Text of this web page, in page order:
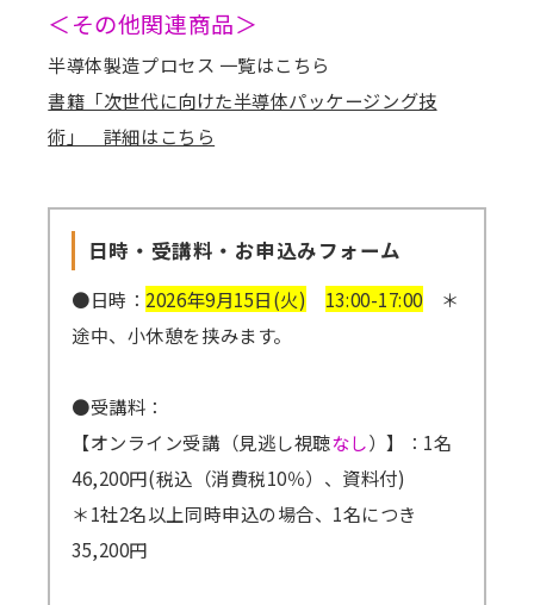
＜その他関連商品＞
半導体製造プロセス 一覧はこちら
書籍「次世代に向けた半導体パッケージング技
術」 詳細はこちら
日時・受講料・お申込みフォーム
●日時： 2026年9月15日(火) 13:00-17:00 ＊
途中、小休憩を挟みます。
●受講料：
【オンライン受講（見逃し視聴なし）】：1名
46,200円(税込（消費税10％）、資料付)
＊1社2名以上同時申込の場合、1名につき
35,200円